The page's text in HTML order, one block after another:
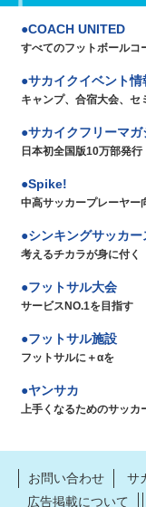
COACH UNITED
すべてのフットボールコ
サカイクイベント情
キャンプ、合宿大会、セ
サカイクフリーマガ
日本初全国版10万部発行
Spike!
中高サッカープレーヤー
シンキングサッカー
考えるチカラが身に付く
フットサル大会
サービスNO.1を目指す
フットサル施設
フットサルに＋αを
ヤンサカ
上手くなるためのサッカ
お問い合わせ サ
広告掲載について